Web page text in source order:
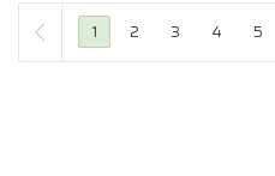
1 2 3 4 5